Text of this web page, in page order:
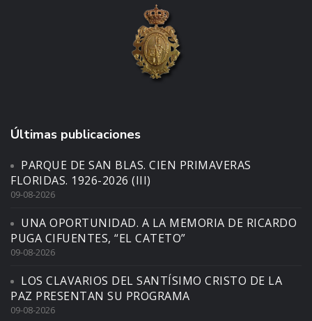
Últimas publicaciones
PARQUE DE SAN BLAS. CIEN PRIMAVERAS
FLORIDAS. 1926-2026 (III)
09-08-2026
UNA OPORTUNIDAD. A LA MEMORIA DE RICARDO
PUGA CIFUENTES, “EL CATETO”
09-08-2026
LOS CLAVARIOS DEL SANTÍSIMO CRISTO DE LA
PAZ PRESENTAN SU PROGRAMA
09-08-2026